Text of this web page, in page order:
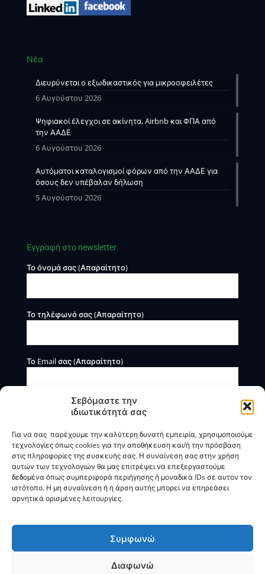
Σεβόμαστε την
ιδιωτικότητά σας
Για να σας παρέχουμε την καλύτερη δυνατή εμπειρία, χρησιμοποιούμε
τεχνολογίες όπως cookies για την αποθήκευση και/ή την πρόσβαση
στις πληροφορίες της συσκευής σας. Η συναίνεση σας στην χρήση
αυτών των τεχνολογιών θα μας επιτρέψει να επεξεργαστούμε
δεδομένα όπως συμπεριφορά περιήγησης ή μοναδικά IDs σε αυτον τον
ιστότοπο. Η μη συναίινεση ή η άρση αυτής μπορεί να επηρεάσει
αρνητικά ορισμένες λειτουργίες.
Συμφωνώ
Διαφωνώ
Νέα
Διευρύνεται ο εξωδικαστικός για μικροοφειλέτες
6 Αυγούστου 2026
Ψηφιακοί έλεγχοι σε ακίνητα, Airbnb και ΦΠΑ από
την ΑΑΔΕ
6 Αυγούστου 2026
Αυτόματοι καταλογισμοί φόρων από την ΑΑΔΕ για
όσους δεν υπέβαλαν δήλωση
5 Αυγούστου 2026
Εγγραφή στο newsletter
Το όνομά σας (Απαραίτητο)
Το τηλέφωνό σας (Απαραίτητο)
Το Email σας (Απαραίτητο)
Η BOXmind παρέχει πληροφοριακές και συμβουλευτικές
υπηρεσίες. Δεν προσφέρει υπηρεσίες ρύθμισης ή
διαγραφής οφειλών.